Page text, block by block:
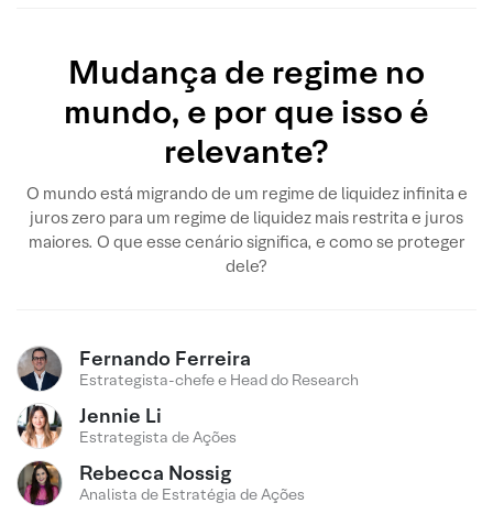
Mudança de regime no
mundo, e por que isso é
relevante?
O mundo está migrando de um regime de liquidez infinita e
juros zero para um regime de liquidez mais restrita e juros
maiores. O que esse cenário significa, e como se proteger
dele?
Fernando Ferreira
Estrategista-chefe e Head do Research
Jennie Li
Estrategista de Ações
Rebecca Nossig
Analista de Estratégia de Ações